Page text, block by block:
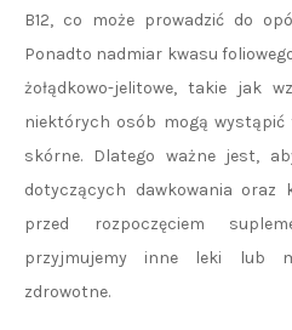
B12, co może prowadzić do
Ponadto nadmiar kwasu
żołądkowo-jelitowe, takie jak
niektórych osób mogą
skórne. Dlatego ważne jest,
dotyczących dawkowania oraz
przed rozpoczęciem
przyjmujemy inne leki lub
zdrowotne.